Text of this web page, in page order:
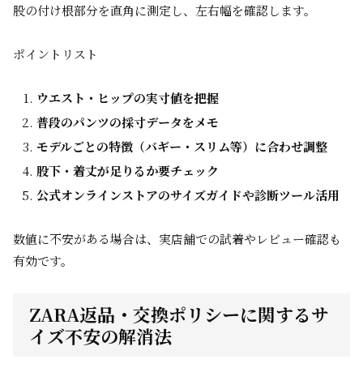
股の付け根部分を直角に測定し、左右幅を確認します。
ポイントリスト
ウエスト・ヒップの実寸値を把握
普段のパンツの採寸データをメモ
モデルごとの特徴（バギー・スリム等）に合わせ調整
股下・着丈が足りるか要チェック
公式オンラインストアのサイズガイドや診断ツール活用
数値に不安がある場合は、実店舗での試着やレビュー確認も
有効です。
ZARA返品・交換ポリシーに関するサ
イズ不安の解消法